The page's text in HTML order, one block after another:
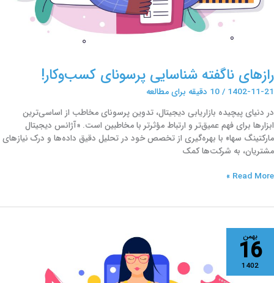
رازهای ناگفته شناسایی پرسونای کسب‌وکار!
1402-11-21
/10 دقیقه برای مطالعه
در دنیای پیچیده بازاریابی دیجیتال، تدوین پرسونای مخاطب از اساسی‌ترین
ابزارها برای فهم عمیق‌تر و ارتباط مؤثرتر با مخاطبین است. «آژانس دیجیتال
مارکتینگ سها» با بهره‌گیری از تخصص خود در تحلیل دقیق داده‌ها و درک نیازهای
مشتریان، به شرکت‌ها کمک
Read More »
بهمن
16
1402